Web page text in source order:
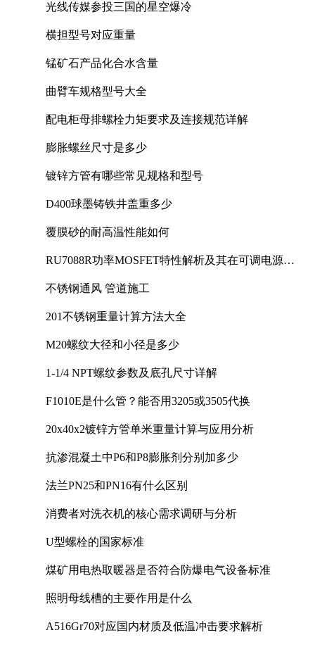
光线传媒参投三国的星空爆冷
横担型号对应重量
锰矿石产品化合水含量
曲臂车规格型号大全
配电柜母排螺栓力矩要求及连接规范详解
膨胀螺丝尺寸是多少
镀锌方管有哪些常见规格和型号
D400球墨铸铁井盖重多少
覆膜砂的耐高温性能如何
RU7088R功率MOSFET特性解析及其在可调电源设
不锈钢通风 管道施工
201不锈钢重量计算方法大全
M20螺纹大径和小径是多少
1-1/4 NPT螺纹参数及底孔尺寸详解
F1010E是什么管？能否用3205或3505代换
20x40x2镀锌方管单米重量计算与应用分析
抗渗混凝土中P6和P8膨胀剂分别加多少
法兰PN25和PN16有什么区别
消费者对洗衣机的核心需求调研与分析
U型螺栓的国家标准
煤矿用电热取暖器是否符合防爆电气设备标准
照明母线槽的主要作用是什么
A516Gr70对应国内材质及低温冲击要求解析